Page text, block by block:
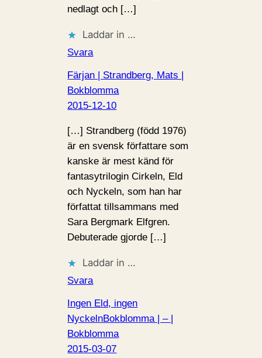
nedlagt och […]
Laddar in …
Svara
Färjan | Strandberg, Mats |
Bokblomma
2015-12-10
[…] Strandberg (född 1976)
är en svensk författare som
kanske är mest känd för
fantasytrilogin Cirkeln, Eld
och Nyckeln, som han har
författat tillsammans med
Sara Bergmark Elfgren.
Debuterade gjorde […]
Laddar in …
Svara
Ingen Eld, ingen
NyckelnBokblomma | – |
Bokblomma
2015-03-07